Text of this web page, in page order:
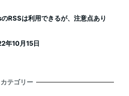
RSSは利用できるが、注意点あり
年10月15日
カテゴリー